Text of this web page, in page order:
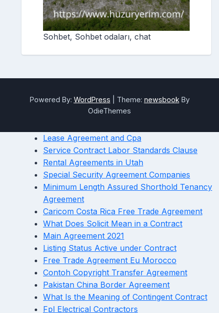
Sohbet, Sohbet odaları, chat
Powered By: WordPress Theme: newsbook By
OdieThemes
Lease Agreement and Cpa
Service Contract Labor Standards Clause
Rental Agreements in Utah
Special Security Agreement Companies
Minimum Length Assured Shorthold Tenancy
Agreement
Caricom Costa Rica Free Trade Agreement
What Does Solicit Mean in a Contract
Main Agreement 2021
Listing Status Active under Contract
Free Trade Agreement Eu Morocco
Contoh Copyright Transfer Agreement
Pakistan China Border Agreement
What Is the Meaning of Contingent Contract
Fpl Electrical Contractors